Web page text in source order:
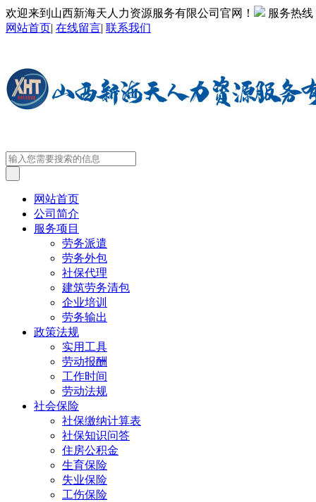
欢迎来到山西新海天人力资源服务有限公司官网！
服务热线
网站首页| 在线留言| 联系我们
网站首页
公司简介
服务项目
劳务派遣
劳务外包
社保代理
建筑劳务清包
企业培训
劳务输出
政策法规
实用工具
劳动报酬
工作时间
劳动法规
社会保险
社保缴纳计算表
社保知识问答
住房公积金
生育保险
失业保险
工伤保险